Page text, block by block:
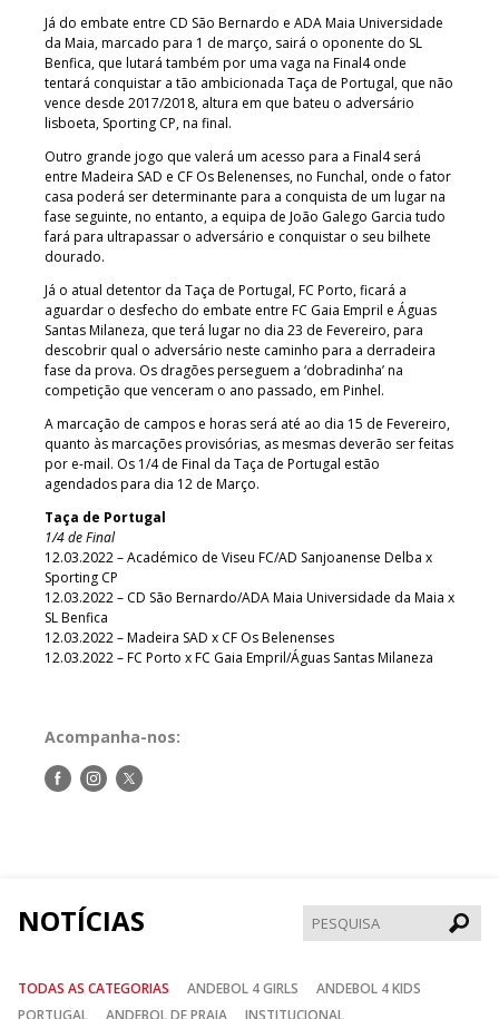
Já do embate entre CD São Bernardo e ADA Maia Universidade
da Maia, marcado para 1 de março, sairá o oponente do SL
Benfica, que lutará também por uma vaga na Final4 onde
tentará conquistar a tão ambicionada Taça de Portugal, que não
vence desde 2017/2018, altura em que bateu o adversário
lisboeta, Sporting CP, na final.
Outro grande jogo que valerá um acesso para a Final4 será
entre Madeira SAD e CF Os Belenenses, no Funchal, onde o fator
casa poderá ser determinante para a conquista de um lugar na
fase seguinte, no entanto, a equipa de João Galego Garcia tudo
fará para ultrapassar o adversário e conquistar o seu bilhete
dourado.
Já o atual detentor da Taça de Portugal, FC Porto, ficará a
aguardar o desfecho do embate entre FC Gaia Empril e Águas
Santas Milaneza, que terá lugar no dia 23 de Fevereiro, para
descobrir qual o adversário neste caminho para a derradeira
fase da prova. Os dragões perseguem a ‘dobradinha’ na
competição que venceram o ano passado, em Pinhel.
A marcação de campos e horas será até ao dia 15 de Fevereiro,
quanto às marcações provisórias, as mesmas deverão ser feitas
por e-mail. Os 1/4 de Final da Taça de Portugal estão
agendados para dia 12 de Março.
Taça de Portugal
1/4 de Final
12.03.2022 – Académico de Viseu FC/AD Sanjoanense Delba x
Sporting CP
12.03.2022 – CD São Bernardo/ADA Maia Universidade da Maia x
SL Benfica
12.03.2022 – Madeira SAD x CF Os Belenenses
12.03.2022 – FC Porto x FC Gaia Empril/Águas Santas Milaneza
Acompanha-nos:
Siga-Siga-Siga-
NOTÍCIAS
TODAS AS CATEGORIAS ANDEBOL 4 GIRLS
ANDEBOL 4 KIDS
PORTUGAL
ANDEBOL DE PRAIA
INSTITUCIONAL